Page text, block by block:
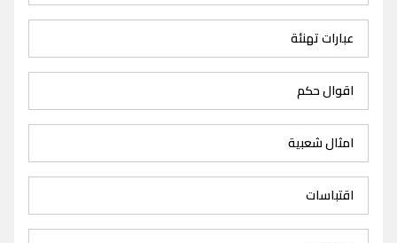
عبارات تهنئة
اقوال حكم
امثال شعبية
اقتباسات